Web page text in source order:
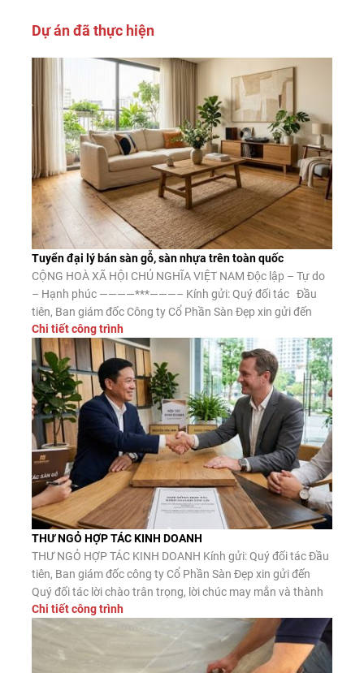
Dự án đã thực hiện
Tuyển đại lý bán sàn gỗ, sàn nhựa trên toàn quốc
CỘNG HOÀ XÃ HỘI CHỦ NGHĨA VIỆT NAM Độc lập – Tự do
– Hạnh phúc ————***———– Kính gửi: Quý đối tác Đầu
tiên, Ban giám đốc Công ty Cổ Phần Sàn Đẹp xin gửi đến
Quý đối tác lời chào trân trọng, lời chúc may mắn và thành
công. Công ty CP Sàn […]
Chi tiết công trình
THƯ NGỎ HỢP TÁC KINH DOANH
THƯ NGỎ HỢP TÁC KINH DOANH Kính gửi: Quý đối tác Đầu
tiên, Ban giám đốc công ty Cổ Phần Sàn Đẹp xin gửi đến
Quý đối tác lời chào trân trọng, lời chúc may mắn và thành
công. Công ty CP Sàn Đẹp là đơn vị nhập khẩu, phân phối
sàn gỗ công nghiệp, […]
Chi tiết công trình